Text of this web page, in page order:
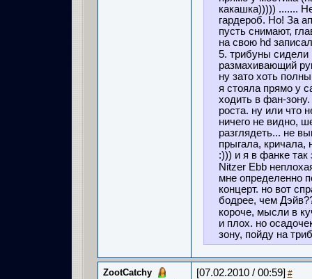
какашка))))) .......
гардероб. Но! За
пусть снимают,
на свою hd
5. трибуны сидели
размахивающий
ну зато хоть
я стояла прямо у
ходить в фан-
роста. ну или что
ничего не видно,
разглядеть... не
прыгала, кричала,
:))) и я в фанке так
Nitzer Ebb
мне определенно
концерт. но вот
бодрее, чем
короче, мысли в
и плох. но
зону, пойду на
ZootCatchy [07.02.2010 / 00:59] #